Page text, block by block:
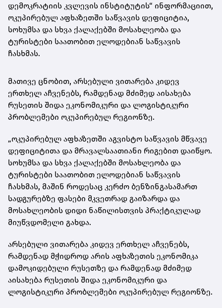
დემოკრატიის კვლევის ინსტიტუტის“ ინფორმაციით,
ოკუპირებულ აფხაზეთში საწვავის დეფიციტია,
სოხუმსა და სხვა ქალაქებში მოსახლეობა და
ტურისტები საათობით ელოდებიან საწვავის
ჩასხმას.
მათივე ცნობით, არსებული ვითარება კიდევ
ერთხელ აჩვენებს, რამდენად მძიმედ აისახება
რუსეთის შიდა ეკონომიკური და ლოგისტიკური
პრობლემები ოკუპირებულ რეგიონზე.
„ოკუპირებულ აფხაზეთში აგვისტო საწვავის მწვავე
დეფიციტითა და მრავალსაათიანი რიგებით დაიწყო.
სოხუმსა და სხვა ქალაქებში მოსახლეობა და
ტურისტები საათობით ელოდებიან საწვავის
ჩასხმას, მაშინ როდესაც კერძო ბენზინგასამართ
სადგურებზე ფასები მკვეთრად გაიზარდა და
მოსახლეობის დიდი ნაწილისთვის პრაქტიკულად
მიუწვდომელი გახდა.
არსებული ვითარება კიდევ ერთხელ აჩვენებს,
რამდენად მჭიდროდ არის აფხაზეთის ეკონომიკა
დამოკიდებული რუსეთზე და რამდენად მძიმედ
აისახება რუსეთის შიდა ეკონომიკური და
ლოგისტიკური პრობლემები ოკუპირებულ რეგიონზე.